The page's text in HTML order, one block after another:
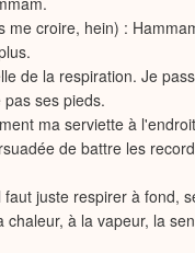
me croire, hein) :
de la respiration. Je
ses pieds.
ma serviette à
de battre les
juste respirer à fond,
à la vapeur, la